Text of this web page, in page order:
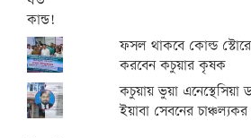
ফসল থাকবে কোল্ড
করবেন কচুয়ার কৃষক
কচুয়ায় ভুয়া এনেস্থেসিয়া
ইয়াবা সেবনের